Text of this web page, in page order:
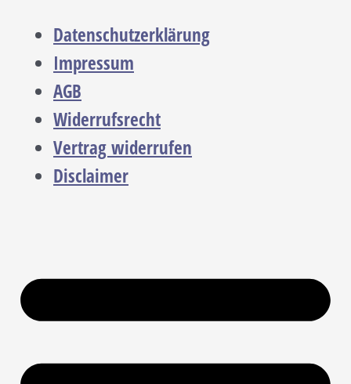
Datenschutzerklärung
Impressum
AGB
Widerrufsrecht
Vertrag widerrufen
Disclaimer